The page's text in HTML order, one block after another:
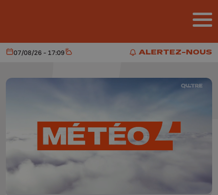
ALERTEZ-NOUS
ALERTEZ-NOUS
Aujourd'hui
07/08/26 - 17:09 Météo